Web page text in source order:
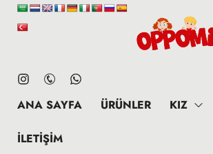
ANA SAYFA ÜRÜNLER KIZ
İLETIŞIM